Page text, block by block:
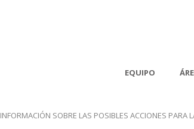
EQUIPO
INFORMACIÓN SOBRE LAS POSIBLES ACCIONES PARA